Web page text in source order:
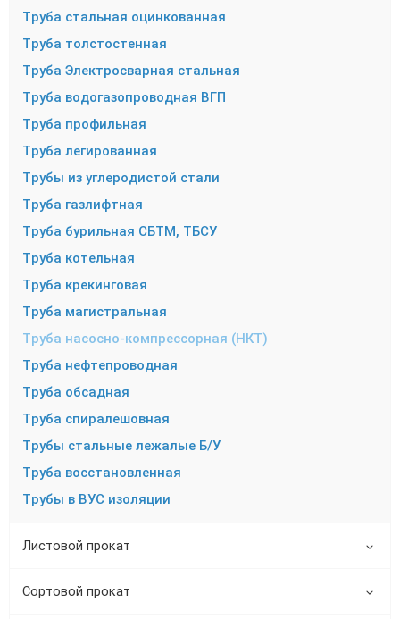
Труба стальная оцинкованная
Труба толстостенная
Труба Электросварная стальная
Труба водогазопроводная ВГП
Труба профильная
Труба легированная
Трубы из углеродистой стали
Труба газлифтная
Труба бурильная СБТМ, ТБСУ
Труба котельная
Труба крекинговая
Труба магистральная
Труба насосно-компрессорная (НКТ)
Труба нефтепроводная
Труба обсадная
Труба спиралешовная
Трубы стальные лежалые Б/У
Труба восстановленная
Трубы в ВУС изоляции
Листовой прокат
Сортовой прокат